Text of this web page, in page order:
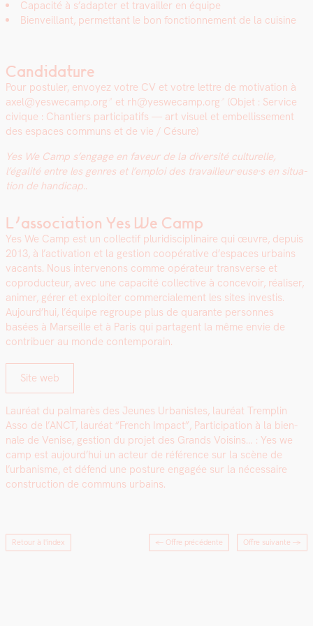
Capac­ité à s’adapter et tra­vailler en équipe
Bien­veil­lant, per­me­t­tant le bon fonc­tion­nement de la cui­sine
Candidature
Pour pos­tuler, envoyez votre CV et votre let­tre de moti­va­tion à
axel@yeswecamp.org
et rh@yeswecamp.org (Objet : Ser­vice
civique : Chantiers par­tic­i­pat­ifs — art visuel et embel­lisse­ment
des espaces com­muns et de vie / Césure)
Yes We Camp s’engage en faveur de la diver­sité cul­turelle,
l’égalité entre les gen­res et l’emploi des travailleur·euse·s en sit­u­a­
tion de hand­i­cap..
L’association Yes We Camp
Yes We Camp est un col­lec­tif pluridis­ci­plinaire qui œuvre, depuis
2013, à l’activation et la ges­tion coopéra­tive d’espaces urbains
vacants. Nous inter­venons comme opéra­teur trans­verse et
copro­duc­teur, avec une capac­ité col­lec­tive à con­cevoir, réalis­er,
ani­mer, gér­er et exploiter com­mer­ciale­ment les sites investis.
Aujourd’hui, l’équipe regroupe plus de quar­ante per­son­nes
basées à Mar­seille et à Paris qui parta­gent la même envie de
con­tribuer au monde con­tem­po­rain.
Site web
Lau­réat du pal­marès des Jeunes Urban­istes, lau­réat Trem­plin
Asso de l’ANCT, lau­réat “French Impact”, Par­tic­i­pa­tion à la bien­
nale de Venise, ges­tion du pro­jet des Grands Voisins… : Yes we
camp est aujourd’hui un acteur de référence sur la scène de
l’urbanisme, et défend une pos­ture engagée sur la néces­saire
con­struc­tion de com­muns urbains.
Retour à l'index ← Offre précédente Offre suivante →